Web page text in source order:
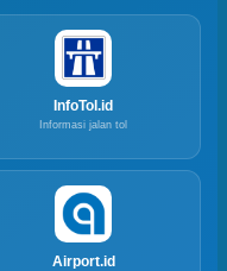
InfoTol.id
Informasi jalan tol
Airport.id